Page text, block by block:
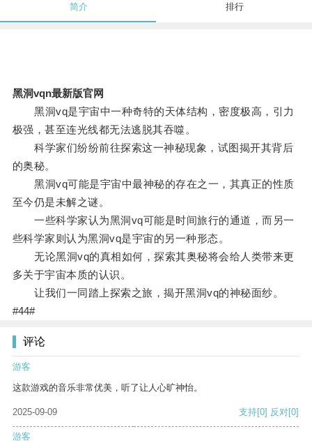
简介 排行
黑洞vqn最新版官网
黑洞vq是宇宙中一种奇特的天体结构，密度极高，引力
极强，甚至连光线都无法逃脱其吞噬。
科学家们纷纷前往探索这一神秘现象，试图揭开其背后
的奥秘。
黑洞vq可能是宇宙中最神秘的存在之一，其真正的性质
至今仍是未解之谜。
一些科学家认为黑洞vq可能是时间旅行的通道，而另一
些科学家则认为黑洞vq是宇宙的另一种形态。
无论黑洞vq的真相如何，探索其奥秘将会给人类带来更
多关于宇宙本质的认识。
让我们一同踏上探索之旅，揭开黑洞vq的神秘面纱。
#44#
评论
游客
这款游戏的音乐非常优美，听了让人心旷神怡。
2025-09-09 支持[0] 反对[0]
游客